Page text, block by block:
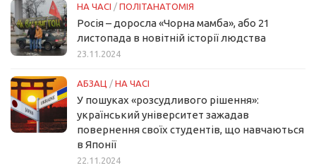
НА ЧАСІ / ПОЛІТАНАТОМІЯ
Росія – доросла «Чорна мамба», або 21
листопада в новітній історії людства
23.11.2024
АБЗАЦ / НА ЧАСІ
У пошуках «розсудливого рішення»:
український університет зажадав
повернення своїх студентів, що навчаються
в Японії
22.11.2024